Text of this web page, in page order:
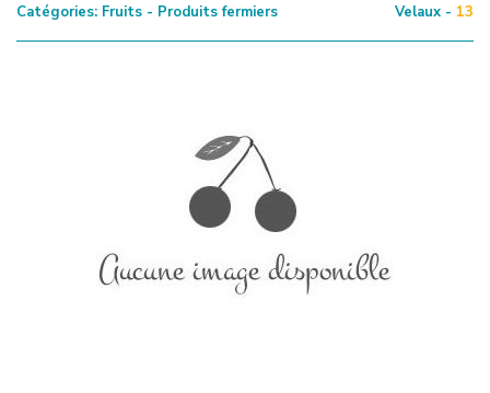
Catégories: Fruits - Produits fermiers Velaux - 13